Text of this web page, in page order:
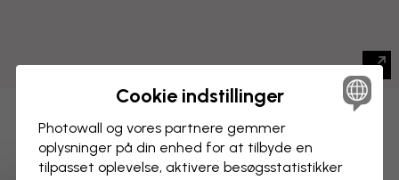
Eban Verdenskort på spansk
BILLEDE PÅ LÆRRED
Cookie indstillinger
Photowall og vores partnere gemmer
oplysninger på din enhed for at tilbyde en
tilpasset oplevelse, aktivere besøgs­statistikker